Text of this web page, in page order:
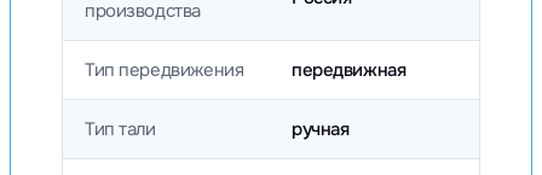
производства
Тип передвижения передвижная
Тип тали ручная